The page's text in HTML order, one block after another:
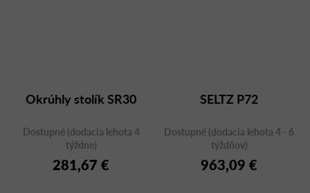
Okrúhly stolík SR30
Dostupné (dodacia lehota 4
týždne)
281,67 €
SELTZ P72
Dostupné (dodacia lehota 4 - 6
týždňov)
963,09 €